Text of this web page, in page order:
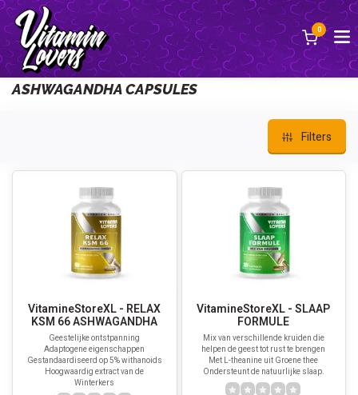
0
Back
ASHWAGANDHA CAPSULES
Filters
VitamineStoreXL - RELAX
KSM 66 ASHWAGANDHA
Geestelijke ontstpanning
Adaptogene eigenschappen
Gestandaardiseerd op 5% withanoids
Hoogwaardig extract van de
Winterkers
VitamineStoreXL - SLAAP
FORMULE
Mix van verschillende kruiden die
helpen de geest tot rust te brengen
Met L-theanine uit Groene thee
Ondersteunt de natuurlijke slaap.